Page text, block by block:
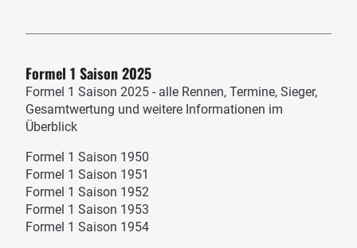
Formel 1 Saison 2025
Formel 1 Saison 2025 - alle Rennen, Termine, Sieger,
Gesamtwertung und weitere Informationen im
Überblick
Formel 1 Saison 1950
Formel 1 Saison 1951
Formel 1 Saison 1952
Formel 1 Saison 1953
Formel 1 Saison 1954